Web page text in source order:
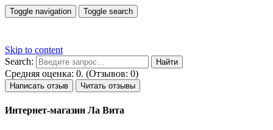
Toggle navigation Toggle search
Skip to content
Search:
Средняя оценка: 0. (Отзывов: 0)
Написать отзыв Читать отзывы
Интернет-магазин Ла Вита